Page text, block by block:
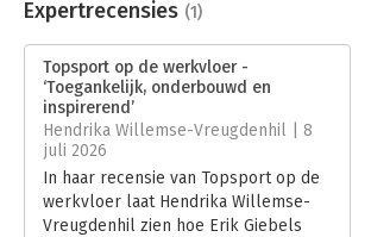
Uitgever:
Van Duuren Management
Verschijningsdatum:
8-6-2026
Hoofdrubriek:
Expertrecensies (1)
Topsport op de werkvloer -
‘Toegankelijk, onderbouwd en
inspirerend’
Hendrika Willemse-Vreugdenhil | 8
juli 2026
In haar recensie van Topsport op de
werkvloer laat Hendrika Willemse-
Vreugdenhil zien hoe Erik Giebels